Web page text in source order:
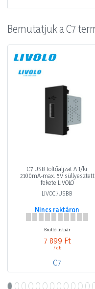
Bemutatjuk a C7
C7 USB töltőaljzat A 1/ki
2100mA-max. 5V süllyesztett
fekete LIVOLO
LIVOC7USBB
Nincs raktáron
Bruttó listaár
7 899 Ft
/ db
C7